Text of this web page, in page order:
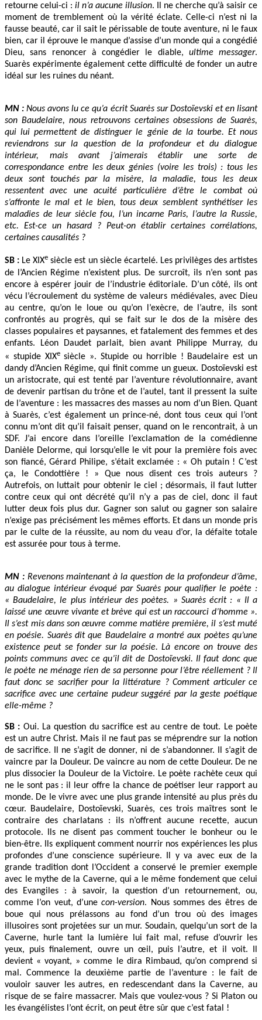
retourne celui-ci : il n’a aucune illusion. Il ne cherche qu’à saisir ce
moment de tremblement où la vérité éclate. Celle-ci n’est ni la
fausse beauté, car il sait le périssable de toute aventure, ni le faux
bien, car il éprouve le manque d’assise d’un monde qui a congédié
Dieu, sans renoncer à congédier le diable, ultime messager.
Suarès expérimente également cette difficulté de fonder un autre
idéal sur les ruines du néant.
MN : Nous avons lu ce qu’a écrit Suarès sur Dostoïevski et en lisant
son Baudelaire, nous retrouvons certaines obsessions de Suarès,
qui lui permettent de distinguer le génie de la tourbe. Et nous
reviendrons sur la question de la profondeur et du dialogue
intérieur, mais avant j’aimerais établir une sorte de
correspondance entre les deux génies (voire les trois) : tous les
deux sont touchés par la misère, la maladie, tous les deux
ressentent avec une acuité particulière d’être le combat où
s’affronte le mal et le bien, tous deux semblent synthétiser les
maladies de leur siècle fou, l’un incarne Paris, l’autre la Russie,
etc. Est-ce un hasard ? Peut-on établir certaines corrélations,
certaines causalités ?
SB : Le XIXe siècle est un siècle écartelé. Les privilèges des artistes
de l’Ancien Régime n’existent plus. De surcroît, ils n’en sont pas
encore à espérer jouir de l’industrie éditoriale. D’un côté, ils ont
vécu l’écroulement du système de valeurs médiévales, avec Dieu
au centre, qu’on le loue ou qu’on l’exècre, de l’autre, ils sont
confrontés au progrès, qui se fait sur le dos de la misère des
classes populaires et paysannes, et fatalement des femmes et des
enfants. Léon Daudet parlait, bien avant Philippe Murray, du
« stupide XIXesiècle ». Stupide ou horrible ! Baudelaire est un
dandy d’Ancien Régime, qui finit comme un gueux. Dostoïevski est
un aristocrate, qui est tenté par l’aventure révolutionnaire, avant
de devenir partisan du trône et de l’autel, tant il pressent la suite
de l’aventure : les massacres des masses au nom d’un Bien. Quant
à Suarès, c’est également un prince-né, dont tous ceux qui l’ont
connu m’ont dit qu’il faisait penser, quand on le rencontrait, à un
SDF. J’ai encore dans l’oreille l’exclamation de la comédienne
Danièle Delorme, qui lorsqu’elle le vit pour la première fois avec
son fiancé, Gérard Philipe, s’était exclamée : « Oh putain ! C’est
ça, le Condottière ! » Que nous disent ces trois auteurs ?
Autrefois, on luttait pour obtenir le ciel ; désormais, il faut lutter
contre ceux qui ont décrété qu’il n’y a pas de ciel, donc il faut
lutter deux fois plus dur. Gagner son salut ou gagner son salaire
n’exige pas précisément les mêmes efforts. Et dans un monde pris
par le culte de la réussite, au nom du veau d’or, la défaite totale
est assurée pour tous à terme.
MN :Revenons maintenant à la question de la profondeur d’âme,
au dialogue intérieur évoqué par Suarès pour qualifier le poète :
« Baudelaire, le plus intérieur des poètes. » Suarès écrit : « Il a
laissé une œuvre vivante et brève qui est un raccourci d’homme ».
Il s’est mis dans son œuvre comme matière première, il s’est muté
en poésie. Suarès dit que Baudelaire a montré aux poètes qu’une
existence peut se fonder sur la poésie. Là encore on trouve des
points communs avec ce qu’il dit de Dostoïevski. Il faut donc que
le poète ne ménage rien de sa personne pour l’être réellement ? Il
faut donc se sacrifier pour la littérature ? Comment articuler ce
sacrifice avec une certaine pudeur suggéré par la geste poétique
elle-même ?
SB : Oui. La question du sacrifice est au centre de tout. Le poète
est un autre Christ. Mais il ne faut pas se méprendre sur la notion
de sacrifice. Il ne s’agit de donner, ni de s’abandonner. Il s’agit de
vaincre par la Douleur. De vaincre au nom de cette Douleur. De ne
plus dissocier la Douleur de la Victoire. Le poète rachète ceux qui
ne le sont pas : il leur offre la chance de poétiser leur rapport au
monde. De le vivre avec une plus grande intensité au plus près du
cœur. Baudelaire, Dostoïevski, Suarès, ces trois maîtres sont le
contraire des charlatans : ils n’offrent aucune recette, aucun
protocole. Ils ne disent pas comment toucher le bonheur ou le
bien-être. Ils expliquent comment nourrir nos expériences les plus
profondes d’une conscience supérieure. Il y va avec eux de la
grande tradition dont l’Occident a conservé le premier exemple
avec le mythe de la Caverne, qui a le même fondement que celui
des Evangiles : à savoir, la question d’un retournement, ou,
comme l’on veut, d’unecon-version. Nous sommes des êtres de
boue qui nous prélassons au fond d’un trou où des images
illusoires sont projetées sur un mur. Soudain, quelqu’un sort de la
Caverne, hurle tant la lumière lui fait mal, refuse d’ouvrir les
yeux, puis finalement, ouvre un œil, puis l’autre, et il voit. Il
devient « voyant, » comme le dira Rimbaud, qu’on comprend si
mal. Commence la deuxième partie de l’aventure : le fait de
vouloir sauver les autres, en redescendant dans la Caverne, au
risque de se faire massacrer. Mais que voulez-vous ? Si Platon ou
les évangélistes l’ont écrit, on peut être sûr que c’est fatal !